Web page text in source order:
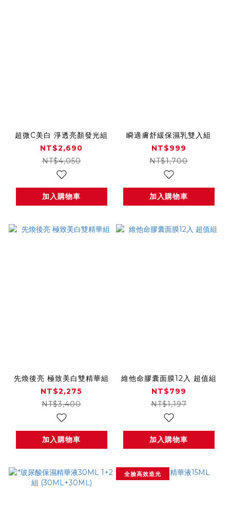
超微C美白 淨透亮顏發光組
NT$2,690
NT$4,050
加入購物車
瞬適膚舒緩保濕乳雙入組
NT$999
NT$1,700
加入購物車
先煥後亮 極致美白雙精華組
NT$2,275
NT$3,400
加入購物車
維他命膠囊面膜12入 超值組
NT$799
NT$1,197
加入購物車
全臉高效造光